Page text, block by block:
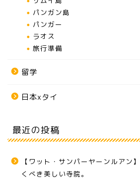
パンガン島
パンガー
ラオス
旅行準備
留学
日本xタイ
最近の投稿
【ワット・サンパーヤーンルアン
くべき美しい寺院。